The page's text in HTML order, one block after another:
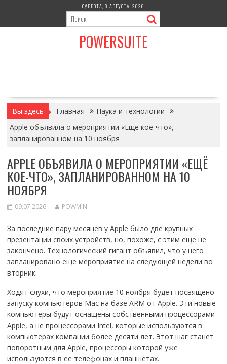
содержимому
СУББОТА, 8 АВГУСТА, 2026
POWERSUITE
Вы здесь Главная
Наука и технологии
Apple объявила о мероприятии «Ещё кое-что»,
запланированном на 10 ноября
APPLE ОБЪЯВИЛА О МЕРОПРИЯТИИ «ЕЩЁ
КОЕ-ЧТО», ЗАПЛАНИРОВАННОМ НА 10
НОЯБРЯ
09.07.2026 POWMIN
За последние пару месяцев у Apple было две крупных
презентации своих устройств, но, похоже, с этим еще не
закончено. Технологический гигант объявил, что у него
запланировано еще мероприятие на следующей недели во
вторник.
Ходят слухи, что мероприятие 10 ноября будет посвящено
запуску компьютеров Mac на базе ARM от Apple. Эти новые
компьютеры будут оснащены собственными процессорами
Apple, а не процессорами Intel, которые используются в
компьютерах компании более десяти лет. Этот шаг станет
поворотным для Apple, процессоры которой уже
используются в ее телефонах и планшетах.